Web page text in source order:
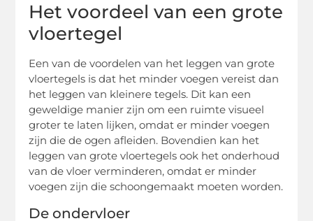
Het voordeel van een grote
vloertegel
Een van de voordelen van het leggen van grote
vloertegels is dat het minder voegen vereist dan
het leggen van kleinere tegels. Dit kan een
geweldige manier zijn om een ruimte visueel
groter te laten lijken, omdat er minder voegen
zijn die de ogen afleiden. Bovendien kan het
leggen van grote vloertegels ook het onderhoud
van de vloer verminderen, omdat er minder
voegen zijn die schoongemaakt moeten worden.
De ondervloer